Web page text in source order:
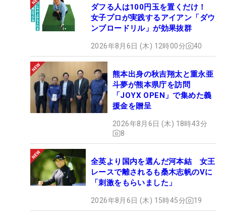
ダフる人は100円玉を置くだけ！
女子プロが実践するアイアン「ダウ
ンブロードリル」が効果抜群
2026年8月6日 (木) 12時00分 40
熊本出身の秋吉翔太と重永亜
斗夢が熊本県庁を訪問
「JOYX OPEN」で集めた義
援金を贈呈
2026年8月6日 (木) 18時43分
8
全英より国内を選んだ河本結 女王
レースで離されるも桑木志帆のVに
「刺激をもらいました」
2026年8月6日 (木) 15時45分 19